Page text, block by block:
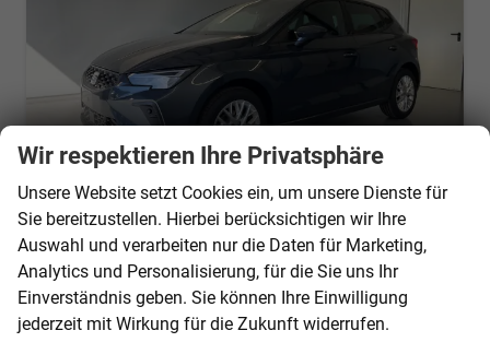
Seat Ibiza
sofort lieferbar Neuwagen
Wir respektieren Ihre Privatsphäre
Unsere Website setzt Cookies ein, um unsere Dienste für
Sie bereitzustellen. Hierbei berücksichtigen wir Ihre
Auswahl und verarbeiten nur die Daten für Marketing,
Analytics und Personalisierung, für die Sie uns Ihr
Einverständnis geben. Sie können Ihre Einwilligung
jederzeit mit Wirkung für die Zukunft widerrufen.